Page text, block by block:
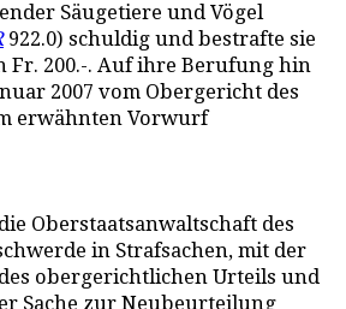
Säugetiere und Vögel
922.0) schuldig und bestrafte sie
Fr. 200.-. Auf ihre Berufung hin
2007 vom Obergericht des
erwähnten Vorwurf
Oberstaatsanwaltschaft des
in Strafsachen, mit der
obergerichtlichen Urteils und
Sache zur Neubeurteilung